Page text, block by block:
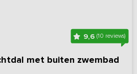
9,6(10 reviews)
met buiten zwembad